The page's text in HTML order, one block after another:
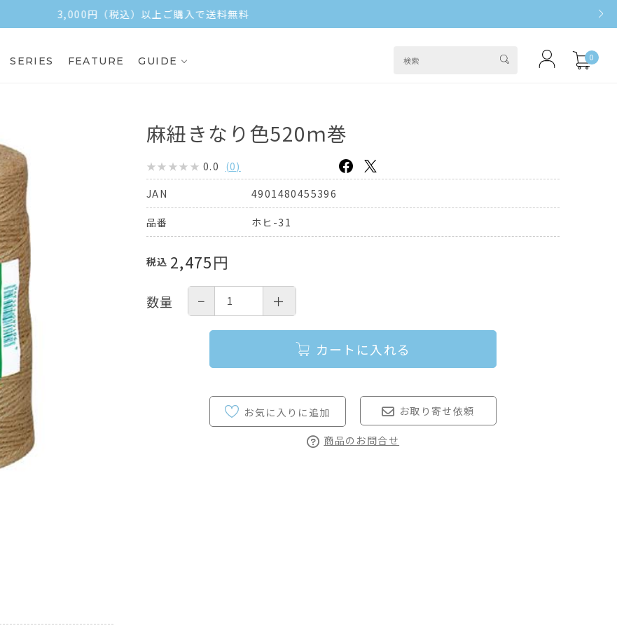
3,000円（税込）以上ご購入で送料無料
SERIES FEATURE GUIDE 0
麻紐きなり色520ｍ巻
0.0 (0)
JAN
4901480455396
品番 ホヒ-31
税込 2,475円
数量 − ＋
カートに入れる
お取り寄せ依頼
商品のお問合せ